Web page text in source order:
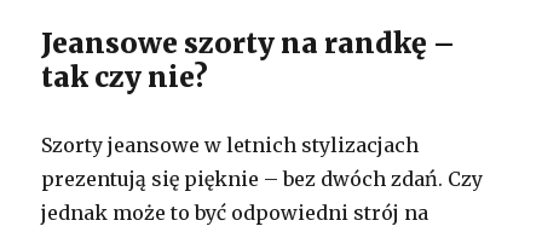
Jeansowe szorty na randkę –
tak czy nie?
Szorty jeansowe w letnich stylizacjach
prezentują się pięknie – bez dwóch zdań. Czy
jednak może to być odpowiedni strój na